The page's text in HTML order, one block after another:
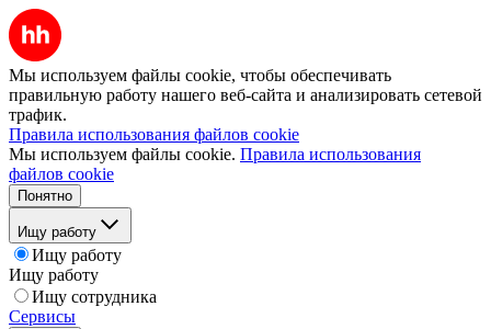
Мы используем файлы cookie, чтобы обеспечивать
правильную работу нашего веб-сайта и анализировать сетевой
трафик.
Правила использования файлов cookie
Мы используем файлы cookie. Правила использования
файлов cookie
Понятно
Ищу работу
Ищу работу
Ищу работу
Ищу сотрудника
Сервисы